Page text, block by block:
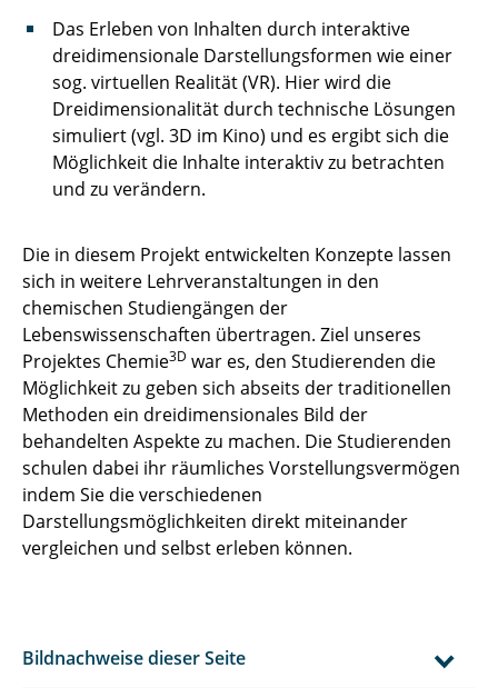
Das Erleben von Inhalten durch interaktive
dreidimensionale Darstellungsformen wie einer
sog. virtuellen Realität (VR). Hier wird die
Dreidimensionalität durch technische Lösungen
simuliert (vgl. 3D im Kino) und es ergibt sich die
Möglichkeit die Inhalte interaktiv zu betrachten
und zu verändern.
Die in diesem Projekt entwickelten Konzepte lassen
sich in weitere Lehrveranstaltungen in den
chemischen Studiengängen der
Lebenswissenschaften übertragen. Ziel unseres
Projektes Chemie3D war es, den Studierenden die
Möglichkeit zu geben sich abseits der traditionellen
Methoden ein dreidimensionales Bild der
behandelten Aspekte zu machen. Die Studierenden
schulen dabei ihr räumliches Vorstellungsvermögen
indem Sie die verschiedenen
Darstellungsmöglichkeiten direkt miteinander
vergleichen und selbst erleben können.
Bildnachweise dieser Seite